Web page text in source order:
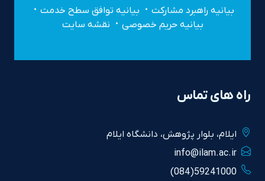
بیانیه راهبرد مشارکت
بیانیه توافق سطح خدمت
بیانیه حریم خصوصی
نقشه سایت
راه های تماس
ايلام، بلوار پژوهش، دانشگاه ايلام
info@ilam.ac.ir
59241000(084)